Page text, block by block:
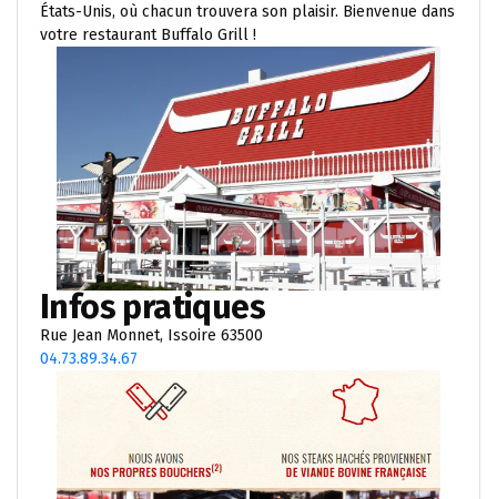
États-Unis, où chacun trouvera son plaisir. Bienvenue dans
votre restaurant Buffalo Grill !
Infos pratiques
Rue Jean Monnet, Issoire 63500
04.73.89.34.67